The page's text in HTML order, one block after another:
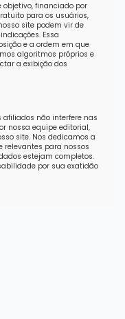
objetivo, financiado por
para os usuários,
site podem vir de
Essa
e a ordem em que
algoritmos próprios e
a exibição dos
afiliados não interfere nas
nossa equipe editorial,
site. Nos dedicamos a
relevantes para nossos
estejam completos.
por sua exatidão